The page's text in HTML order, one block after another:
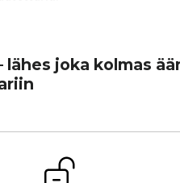
lähes joka kolmas